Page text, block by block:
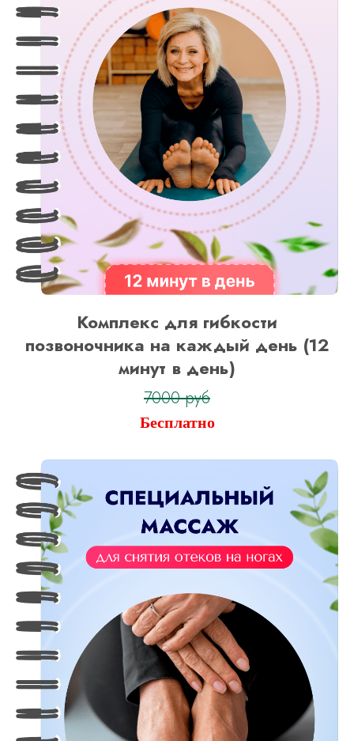
Комплекс для гибкости
позвоночника на каждый день (12
минут в день)
7000 руб
Бесплатно